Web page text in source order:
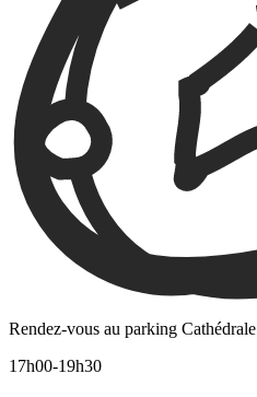
Rendez-vous au parking Cathédrale
17h00-19h30